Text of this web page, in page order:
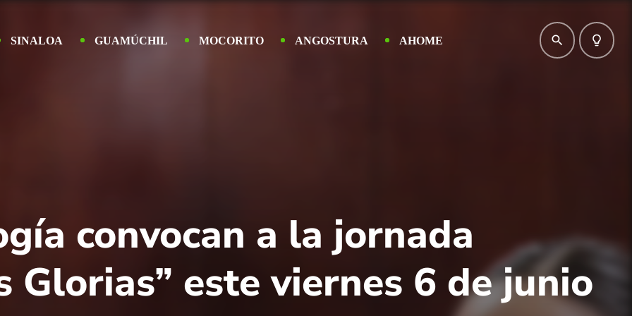
SINALOA GUAMÚCHIL MOCORITO ANGOSTURA AHOME search lightbulb_outline
convocan a la jornada
Glorias” este viernes 6 de junio